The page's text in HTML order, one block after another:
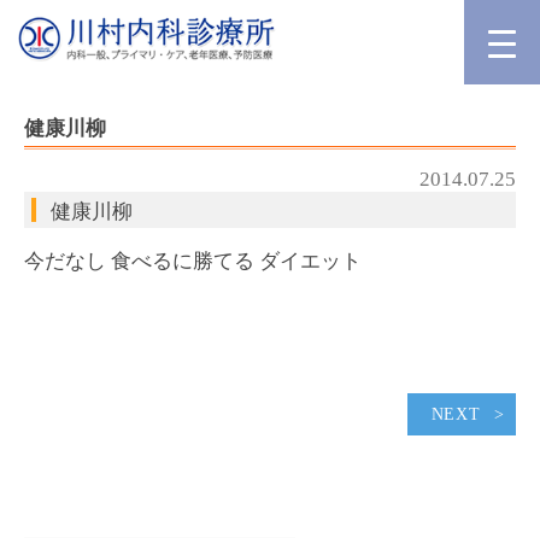
健康川柳
2014.07.25
健康川柳
今だなし 食べるに勝てる ダイエット
NEXT